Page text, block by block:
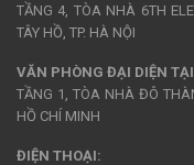
TẦNG 4, TÒA NHÀ 6TH
TÂY HỒ, TP. HÀ NỘI
VĂN PHÒNG ĐẠI DIỆN
TẦNG 1, TÒA NHÀ ĐÔ
HỒ CHÍ MINH
ĐIỆN THOẠI: